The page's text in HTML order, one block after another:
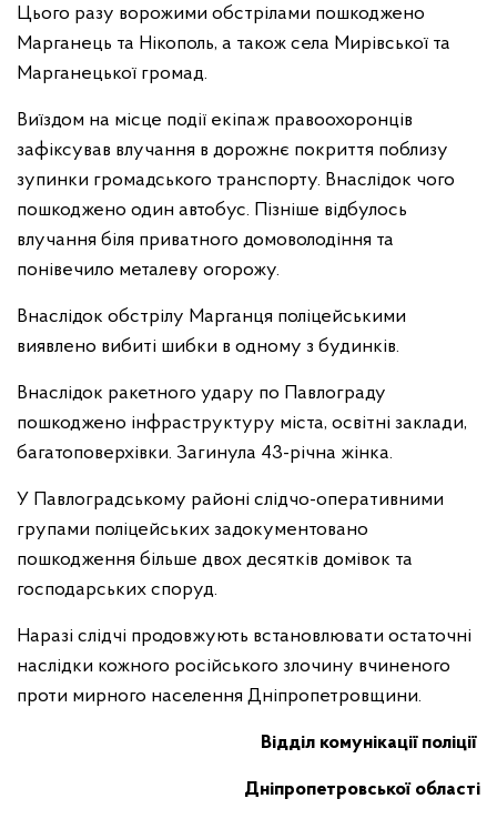
Цього разу ворожими обстрілами пошкоджено
Марганець та Нікополь, а також села Мирівської та
Марганецької громад.
Виїздом на місце події екіпаж правоохоронців
зафіксував влучання в дорожнє покриття поблизу
зупинки громадського транспорту. Внаслідок чого
пошкоджено один автобус. Пізніше відбулось
влучання біля приватного домоволодіння та
понівечило металеву огорожу.
Внаслідок обстрілу Марганця поліцейськими
виявлено вибиті шибки в одному з будинків.
Внаслідок ракетного удару по Павлограду
пошкоджено інфраструктуру міста, освітні заклади,
багатоповерхівки. Загинула 43-річна жінка.
У Павлоградському районі слідчо-оперативними
групами поліцейських задокументовано
пошкодження більше двох десятків домівок та
господарських споруд.
Наразі слідчі продовжують встановлювати остаточні
наслідки кожного російського злочину вчиненого
проти мирного населення Дніпропетровщини.
Відділ комунікації поліції
Дніпропетровської області